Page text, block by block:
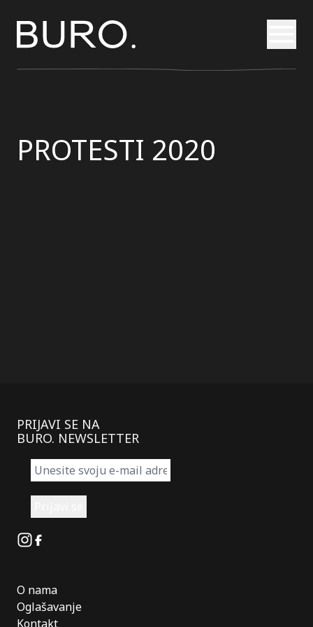
PROTESTI 2020
PRIJAVI SE NA
BURO. NEWSLETTER
Instagram
Facebook
O nama
Oglašavanje
Kontakt